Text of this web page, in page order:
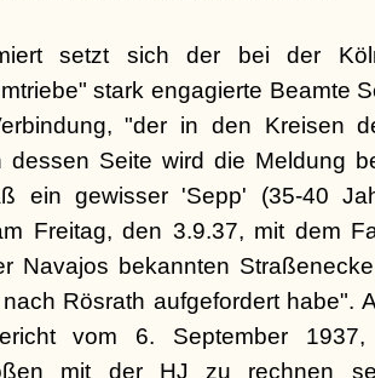
setzt sich der bei der
stark engagierte Beamte
"der in den Kreisen
dessen Seite wird die Meldung
ein gewisser 'Sepp' (35-40
Freitag, den 3.9.37, mit dem
Navajos bekannten
Rösrath aufgefordert habe".
vom 6. September
mit der HJ zu rechnen